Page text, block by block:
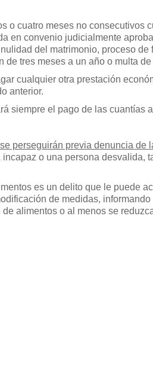
o cuatro meses no consecutivos
en convenio judicialmente
del matrimonio, proceso
tres meses a un año o multa
cualquier otra prestación
anterior.
siempre el pago de las cuantías
perseguirán previa denuncia de
o una persona desvalida,
es un delito que le puede
de medidas,
alimentos o al menos se